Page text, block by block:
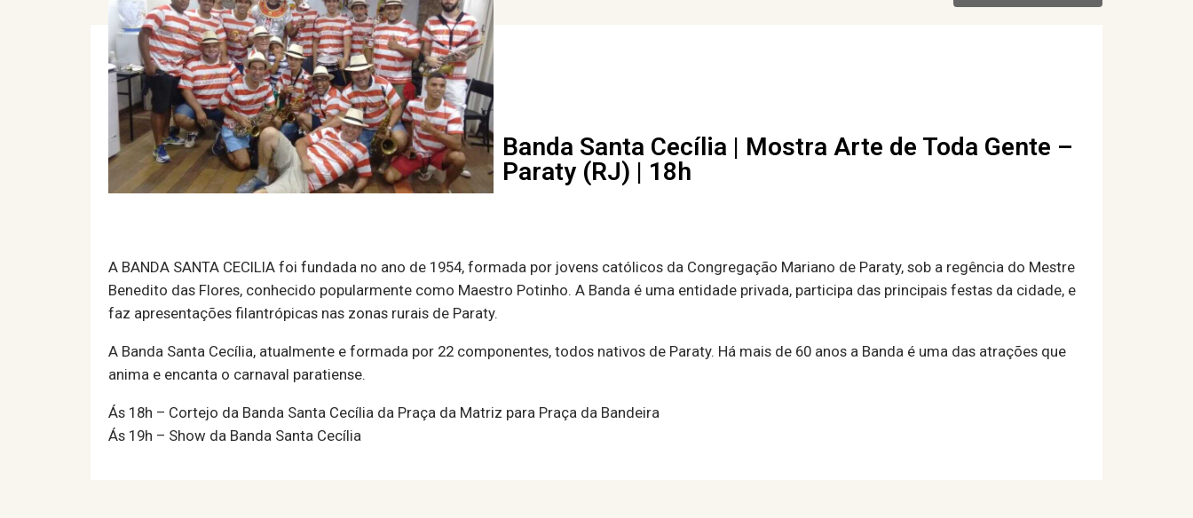
Banda Santa Cecília | Mostra Arte de Toda Gente –
Paraty (RJ) | 18h
A BANDA SANTA CECILIA foi fundada no ano de 1954, formada por jovens católicos da Congregação Mariano de Paraty, sob a regência do Mestre
Benedito das Flores, conhecido popularmente como Maestro Potinho. A Banda é uma entidade privada, participa das principais festas da cidade, e
faz apresentações filantrópicas nas zonas rurais de Paraty.
A Banda Santa Cecília, atualmente e formada por 22 componentes, todos nativos de Paraty. Há mais de 60 anos a Banda é uma das atrações que
anima e encanta o carnaval paratiense.
Ás 18h – Cortejo da Banda Santa Cecília da Praça da Matriz para Praça da Bandeira
Ás 19h – Show da Banda Santa Cecília